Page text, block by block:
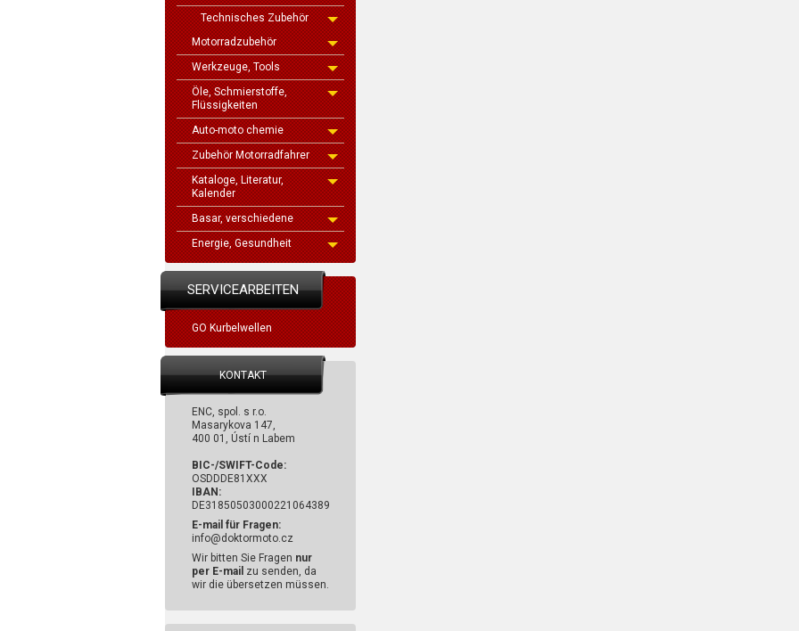
Technisches Zubehör
Motorradzubehör
Werkzeuge, Tools
Öle, Schmierstoffe,
Flüssigkeiten
Auto-moto chemie
Zubehör Motorradfahrer
Kataloge, Literatur,
Kalender
Basar, verschiedene
Energie, Gesundheit
SERVICEARBEITEN
GO Kurbelwellen
KONTAKT
ENC, spol. s r.o.
Masarykova 147,
400 01, Ústí n Labem
BIC-/SWIFT-Code:
OSDDDE81XXX
IBAN:
DE31850503000221064389
E-mail für Fragen:
info@doktormoto.cz
Wir bitten Sie Fragen nur
per E-mail zu senden, da
wir die übersetzen müssen.